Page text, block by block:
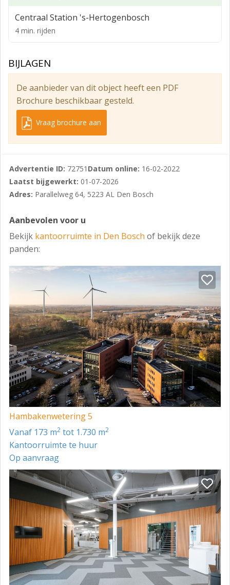
opgeleverd, voorzien van een geheel nieuw
inbouwpakket. Verhuurder gaat graag met huurder in
Parkeren
Aan de achterzijde van het kantoor is voorzien in een
eigen en afsluitbaar parkeerterrein. Per verdieping
kunnen er vijf parkeerplaatsen gehuurd worden.
Centraal Station 's-Hertogenbosch
4 min. rijden
BIJLAGEN
De aanbieder van dit object heeft een PDF
Brochure beschikbaar gesteld.
Vraag brochure aan
Advertentie ID: 72751 Datum online: 16-02-2022
Laatst bijgewerkt: 01-07-2026
Adres: Parallelweg 64, 5223 AL Den Bosch
Aanbevolen voor u
Bekijk kantoorruimte in Den Bosch of bekijk deze
panden:
Hambakenwetering 5
vanaf 173 m2 tot 1.730 m2
Kantoorruimte te huur
Op aanvraag